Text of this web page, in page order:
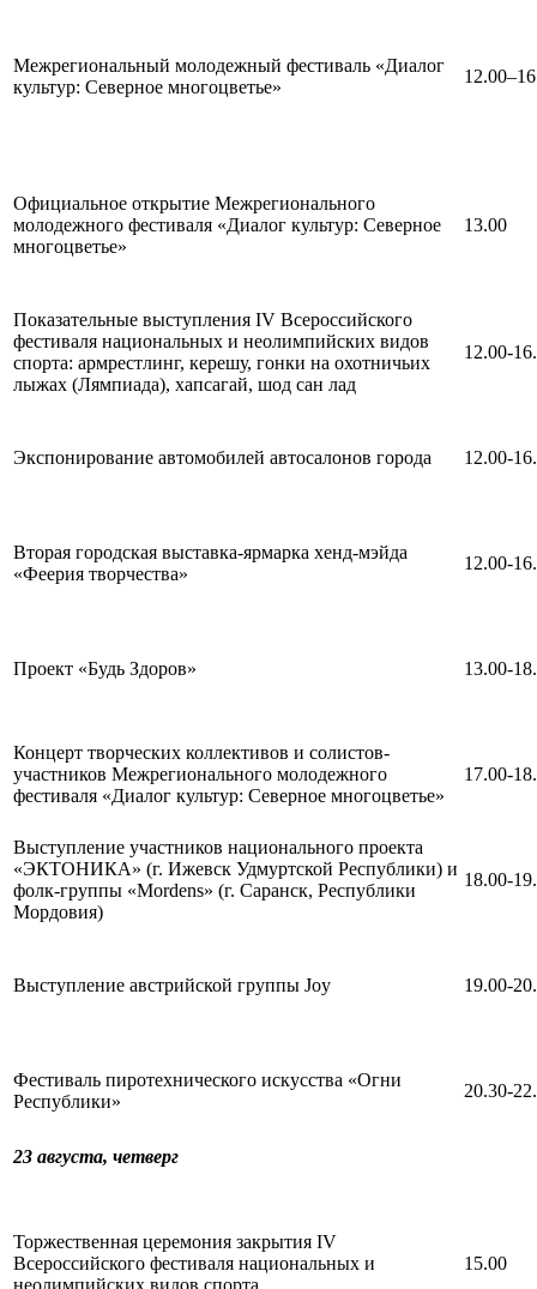
Межрегиональный молодежный фестиваль «Диалог
культур: Северное многоцветье»
Официальное открытие Межрегионального
молодежного фестиваля «Диалог культур: Северное
многоцветье»
13.00
Показательные выступления IV Всероссийского
фестиваля национальных и неолимпийских видов
спорта: армрестлинг, керешу, гонки на охотничьих
лыжах (Лямпиада), хапсагай, шод сан лад
12.00-
Экспонирование автомобилей автосалонов города 12.00-
Вторая городская выставка-ярмарка хенд-мэйда
«Феерия творчества»
12.00-
Проект «Будь Здоров» 13.00-
Концерт творческих коллективов и солистов-
участников Межрегионального молодежного
фестиваля «Диалог культур: Северное многоцветье»
17.00-
Выступление участников национального проекта
«ЭКТОНИКА» (г. Ижевск Удмуртской Республики) и
фолк-группы «Mordens» (г. Саранск, Республики
Мордовия)
18.00-
Выступление австрийской группы Joy 19.00-
Фестиваль пиротехнического искусства «Огни
Республики»
20.30-
23 августа, четверг
Торжественная церемония закрытия IV
Всероссийского фестиваля национальных и
15.00